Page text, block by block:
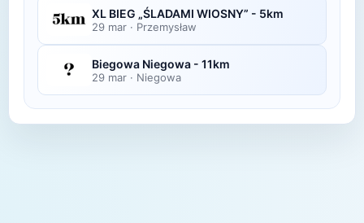
XL BIEG „ŚLADAMI WIOSNY” - 5km
29 mar · Przemysław
Biegowa Niegowa - 11km
29 mar · Niegowa